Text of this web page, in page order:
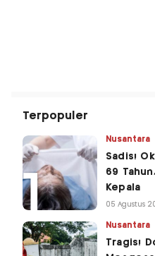
Terpopuler
Nusantara
Sadis!
69
Kepala
05 Agustus
Nusantara
Tragis!